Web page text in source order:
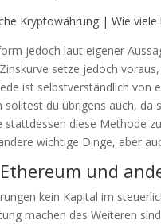
Kryptowährung | Wie
jedoch laut eigener
setze jedoch
ist selbstverständlich
solltest du übrigens auch,
stattdessen diese Methode
wichtige Dinge, aber
und
kein Kapital im
machen des Weiteren